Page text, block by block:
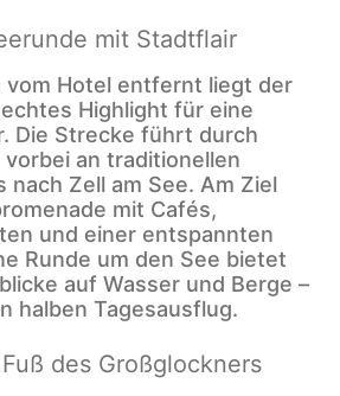
mit Stadtflair
vom Hotel entfernt liegt der
Highlight für eine
Die Strecke führt durch
an traditionellen
nach Zell am See. Am Ziel
mit Cafés,
und einer entspannten
Runde um den See bietet
auf Wasser und Berge –
halben Tagesausflug.
des Großglockners